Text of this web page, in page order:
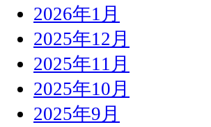
2026年1月
2025年12月
2025年11月
2025年10月
2025年9月